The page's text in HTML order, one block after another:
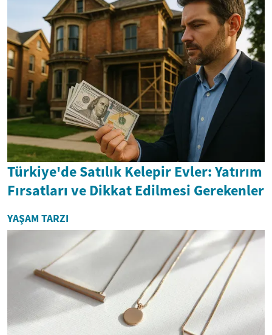
Türkiye'de Satılık Kelepir Evler: Yatırım
Fırsatları ve Dikkat Edilmesi Gerekenler
YAŞAM TARZI